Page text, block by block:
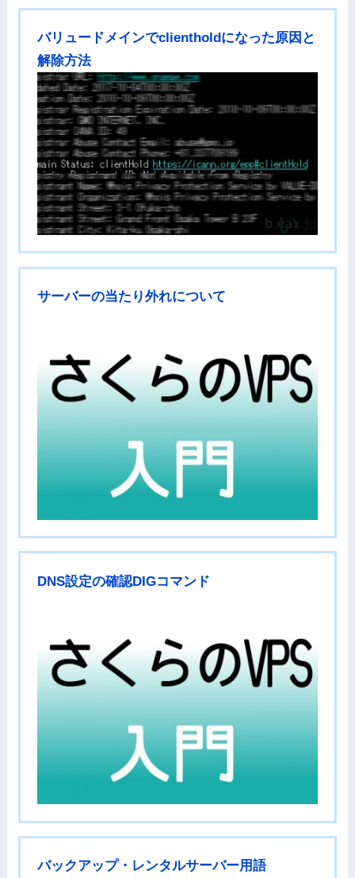
バリュードメインでclientholdになった原因と
解除方法
サーバーの当たり外れについて
DNS設定の確認DIGコマンド
バックアップ・レンタルサーバー用語